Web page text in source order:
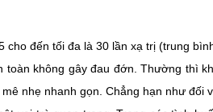
đến tối đa là 30 lần xạ trị (trung
không gây đau đớn. Thường thì
nhẹ nhanh gọn. Chẳng hạn như đối